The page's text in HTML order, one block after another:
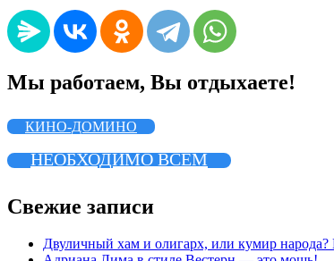
Мы работаем, Вы отдыхаете!
КИНО-ДОМИНО
НЕОБХОДИМО ВСЕМ
Свежие записи
Двуличный хам и олигарх, или кумир